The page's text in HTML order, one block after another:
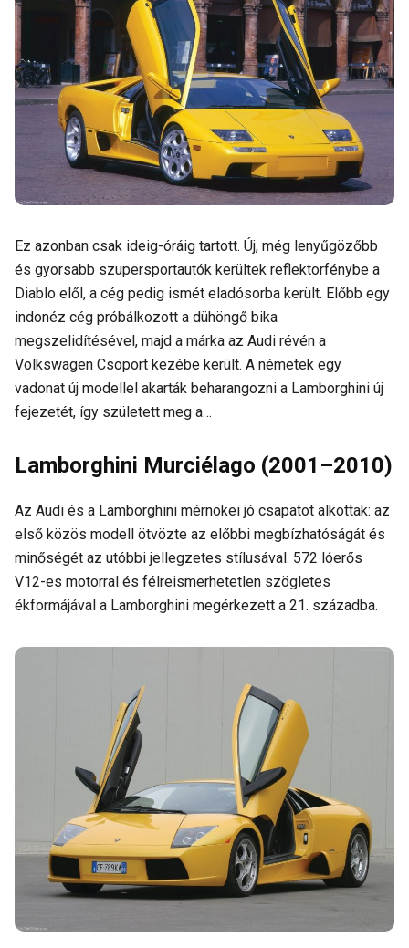
Ez azonban csak ideig-óráig tartott. Új, még lenyűgözőbb
és gyorsabb szupersportautók kerültek reflektorfénybe a
Diablo elől, a cég pedig ismét eladósorba került. Előbb egy
indonéz cég próbálkozott a dühöngő bika
megszelidítésével, majd a márka az Audi révén a
Volkswagen Csoport kezébe került. A németek egy
vadonat új modellel akarták beharangozni a Lamborghini új
fejezetét, így született meg a…
Lamborghini Murciélago (2001–2010)
Az Audi és a Lamborghini mérnökei jó csapatot alkottak: az
első közös modell ötvözte az előbbi megbízhatóságát és
minőségét az utóbbi jellegzetes stílusával. 572 lóerős
V12-es motorral és félreismerhetetlen szögletes
ékformájával a Lamborghini megérkezett a 21. századba.